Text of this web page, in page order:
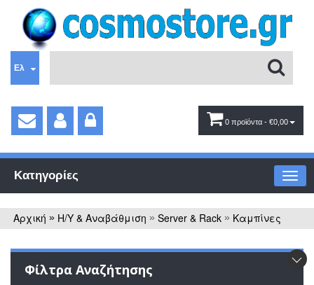
Ελ
0 προϊόντα - €0,00
Κατηγορίες
Αρχική » Η/Υ & Αναβάθμιση » Server & Rack » Καμπίνες
Φίλτρα Αναζήτησης